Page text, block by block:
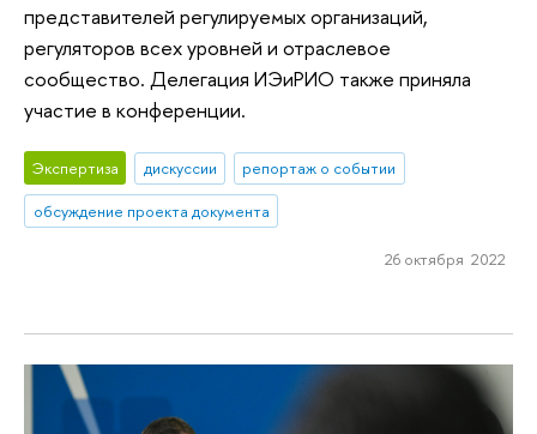
представителей регулируемых организаций,
регуляторов всех уровней и отраслевое
сообщество. Делегация ИЭиРИО также приняла
участие в конференции.
Экспертиза дискуссии
репортаж о событии
обсуждение проекта документа
26 октября 2022